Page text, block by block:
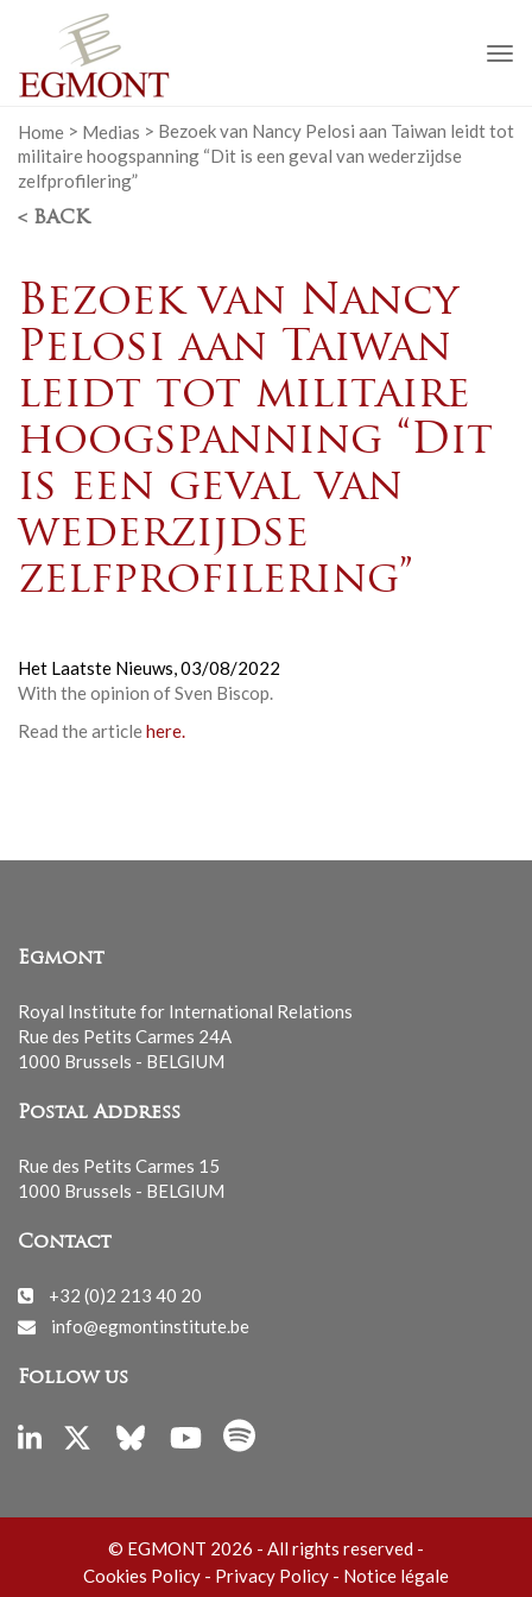
Home > Medias > Bezoek van Nancy Pelosi aan Taiwan leidt tot
militaire hoogspanning “Dit is een geval van wederzijdse
zelfprofilering”
< BACK
Bezoek van Nancy
Pelosi aan Taiwan
leidt tot militaire
hoogspanning “Dit
is een geval van
wederzijdse
zelfprofilering”
Het Laatste Nieuws,03/08/2022
With the opinion of Sven Biscop.
Read the articlehere.
Egmont
Royal Institute for International Relations
Rue des Petits Carmes 24A
1000 Brussels - BELGIUM
Postal Address
Rue des Petits Carmes 15
1000 Brussels - BELGIUM
Contact
+32 (0)2 213 40 20
info@egmontinstitute.be
Follow us
© EGMONT 2026 - All rights reserved -
Cookies Policy - Privacy Policy - Notice légale